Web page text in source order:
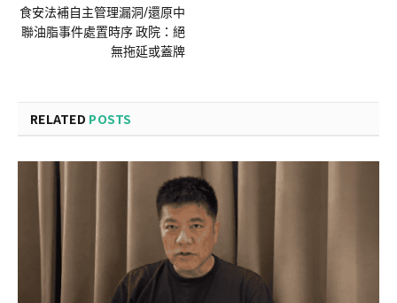
食安法補自主管理漏洞/還原中
聯油脂事件處置時序 政院：絕
無拖延或蓋牌
RELATED POSTS